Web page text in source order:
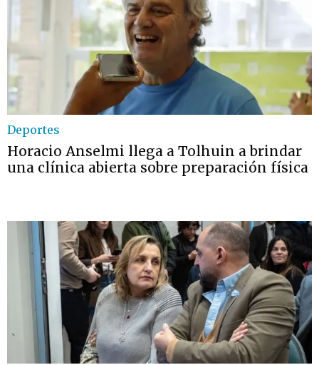
Deportes
Horacio Anselmi llega a Tolhuin a brindar
una clínica abierta sobre preparación física